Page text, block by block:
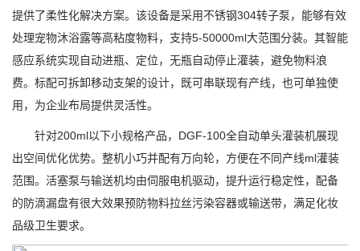
提供了柔性化解决方案。该设备是采用不锈钢304转子泵，能够有效
处理宠物沐浴露等高粘度物料，支持5-50000ml大范围分装。其智能
感应系统实现自动进瓶、定位，无瓶自动停止灌装，避免物料浪
费。标配可拆卸移动支架的设计，既可串联现有产线，也可单独使
用，为企业布局提供灵活性。
针对200ml以下小规格产品，DGF-100全自动单头灌装机展现
出空间优化优势。整机小巧并配有万向轮，方便在不同产线ml灌装
范围。活塞泵与输送机均由伺服电机驱动，提升运行稳定性，配备
的防滴漏盘有很大效果预防物料拉丝污染容器或输送带，满足化妆
品级卫生要求。